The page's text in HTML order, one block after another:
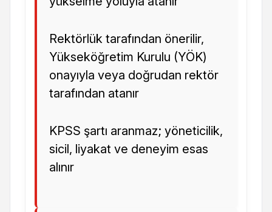
Rektörlük tarafından önerilir,
Yükseköğretim Kurulu (YÖK)
onayıyla veya doğrudan rektör
tarafından atanır
KPSS şartı aranmaz; yöneticilik,
sicil, liyakat ve deneyim esas
alınır